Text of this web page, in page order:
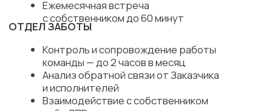
КТО ВАМ БУДЕТДЕЛАТЬ
РЕЗУЛЬТАТВ ПРОДАЖАХ:
РОПы